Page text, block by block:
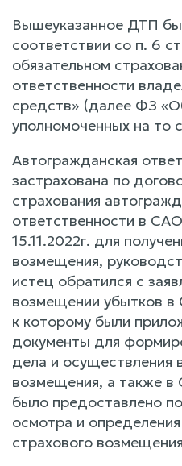
Вышеуказанное ДТП
соответствии со п. 6
обязательном
ответственности
средств» (далее ФЗ
уполномоченных на то
Автогражданская
застрахована по
страхования
ответственности в
15.11.2022г. для
возмещения,
истец обратился с
возмещении убытков
к которому были
документы для
дела и осуществления
возмещения, а также
было предоставлено
осмотра и
страхового